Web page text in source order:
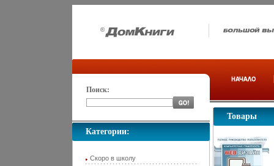
Поиск:
Категории:
Скоро в школу
Товары